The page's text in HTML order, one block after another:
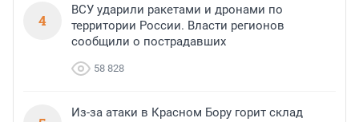
4
ВСУ ударили ракетами и дронами по
территории России. Власти регионов
сообщили о пострадавших
58 828
Из-за атаки в Красном Бору горит склад